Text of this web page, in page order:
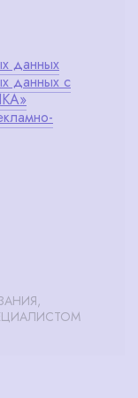
данных
данных с